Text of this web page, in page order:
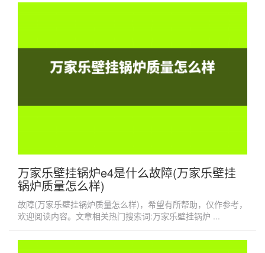
万家乐壁挂锅炉e4是什么故障(万家乐壁挂
锅炉质量怎么样)
故障(万家乐壁挂锅炉质量怎么样)，希望有所帮助，仅作参考，
欢迎阅读内容。文章相关热门搜索词:万家乐壁挂锅炉 ...